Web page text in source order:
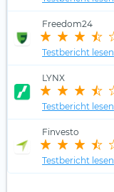
Freedom24
Testbericht lesen
LYNX
Testbericht lesen
Finvesto
Testbericht lesen